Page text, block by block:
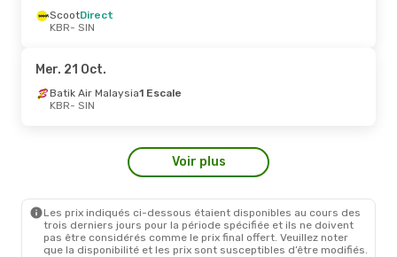
ScootDirect
KBR- SIN
Mer. 21 Oct.
Batik Air Malaysia1 Escale
KBR- SIN
Voir plus
Les prix indiqués ci-dessous étaient disponibles au cours des
trois derniers jours pour la période spécifiée et ils ne doivent
pas être considérés comme le prix final offert. Veuillez noter
que la disponibilité et les prix sont susceptibles d’être modifiés.